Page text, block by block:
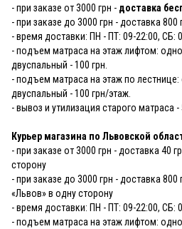
- при заказе от 3000 грн - доставка
- при заказе до 3000 грн - доставка 800
- время доставки: ПН - ПТ: 09-22:00, СБ:
- подъем матраса на этаж лифтом:
двуспальный - 100 грн.
- подъем матраса на этаж по
двуспальный - 100 грн/этаж.
- вывоз и утилизация старого матраса -
Курьер магазина по Львовской
- при заказе от 3000 грн - доставка 40
сторону
- при заказе до 3000 грн - доставка 800
«Львов» в одну сторону
- время доставки: ПН - ПТ: 09-22:00, СБ:
- подъем матраса на этаж лифтом: